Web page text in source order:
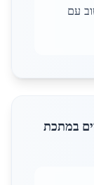
עם
במתכת